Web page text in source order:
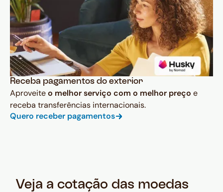
Receba pagamentos do exterior
Aproveiteo melhor serviço com o melhor preço e
receba transferências internacionais.
Quero receber pagamentos
Veja a cotação das moedas